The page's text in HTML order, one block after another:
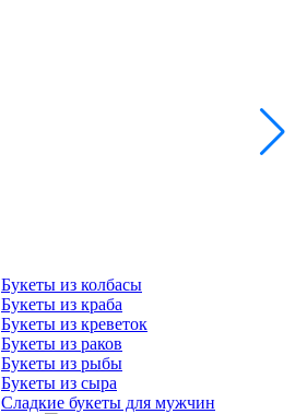
Букеты из колбасы
Букеты из краба
Букеты из креветок
Букеты из раков
Букеты из рыбы
Букеты из сыра
Сладкие букеты для мужчин